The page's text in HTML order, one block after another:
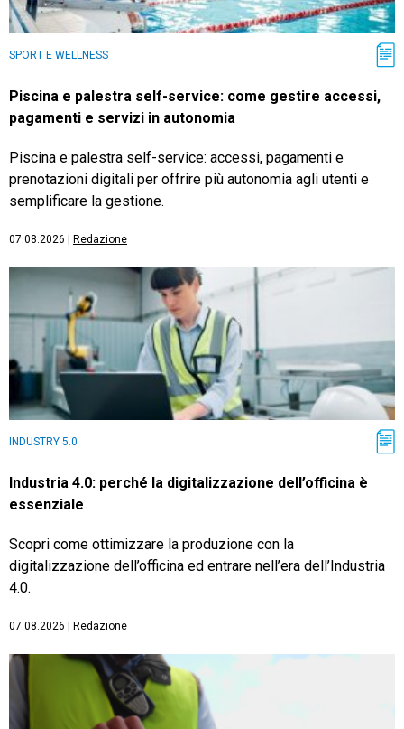
SPORT E WELLNESS
Piscina e palestra self-service: come gestire accessi,
pagamenti e servizi in autonomia
Piscina e palestra self-service: accessi, pagamenti e
prenotazioni digitali per offrire più autonomia agli utenti e
semplificare la gestione.
07.08.2026 Redazione
INDUSTRY 5.0
Industria 4.0: perché la digitalizzazione dell’officina è
essenziale
Scopri come ottimizzare la produzione con la
digitalizzazione dell’officina ed entrare nell’era dell’Industria
4.0.
07.08.2026 Redazione